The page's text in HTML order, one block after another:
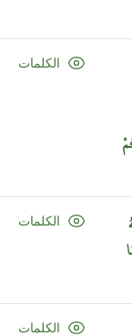
الكلمات
الكلمات
الكلمات